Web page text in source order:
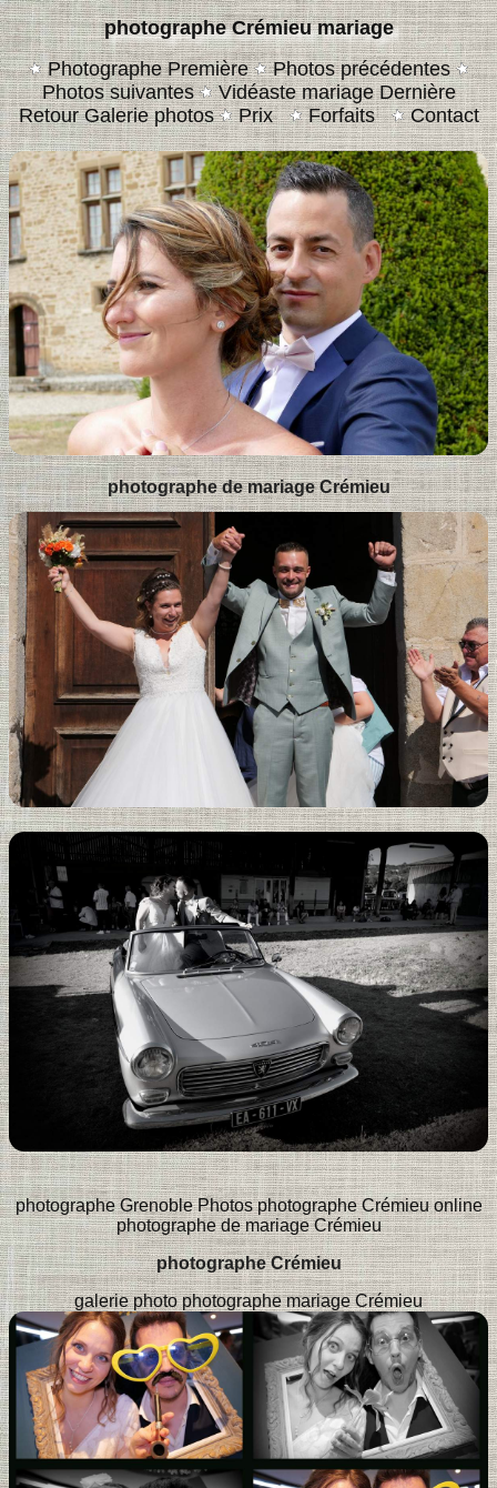
photographe Crémieu mariage
Photographe Première
Photos précédentes
Photos suivantes
Vidéaste mariage Dernière
Retour Galerie photos
Prix Forfaits Contact
photographe de mariage Crémieu
photographe Grenoble Photos photographe Crémieu online
photographe de mariage Crémieu
photographe Crémieu
galerie photo photographe mariage Crémieu